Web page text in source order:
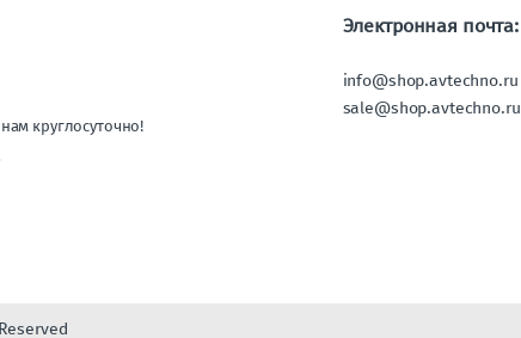
круглосуточно!
Электронная почта:
info@shop.avtechno.ru
sale@shop.avtechno.ru